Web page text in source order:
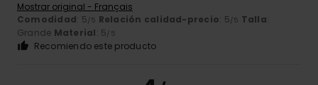
Mostrar original - Français
Comodidad: 5/5 Relación calidad-precio: 5/5 Talla:
Grande Material: 5/5
Recomiendo este producto